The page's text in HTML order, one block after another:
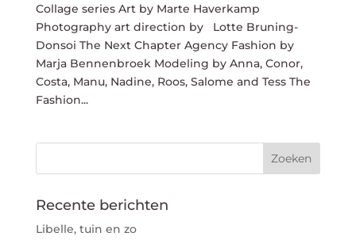
Collage series Art by Marte Haverkamp
Photography art direction by Lotte Bruning-
Donsoi The Next Chapter Agency Fashion by
Marja Bennenbroek Modeling by Anna, Conor,
Costa, Manu, Nadine, Roos, Salome and Tess The
Fashion...
Recente berichten
Libelle, tuin en zo